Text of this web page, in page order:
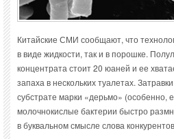
Китайские СМИ сообщают, что
в виде жидкости, так и в порошке.
концентрата стоит 20 юаней и ее
запаха в нескольких туалетах.
субстрате марки «дерьмо» (особенно,
молочнокислые бактерии быстро
в буквальном смысле слова